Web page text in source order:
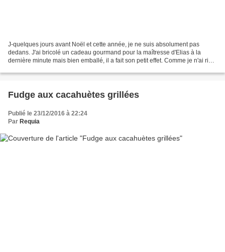
J-quelques jours avant Noël et cette année, je ne suis absolument pas
dedans. J'ai bricolé un cadeau gourmand pour la maîtresse d'Elias à la
dernière minute mais bien emballé, il a fait son petit effet. Comme je n'ai rien
Fudge aux cacahuètes grillées
Publié le 23/12/2016 à 22:24
Par Requia